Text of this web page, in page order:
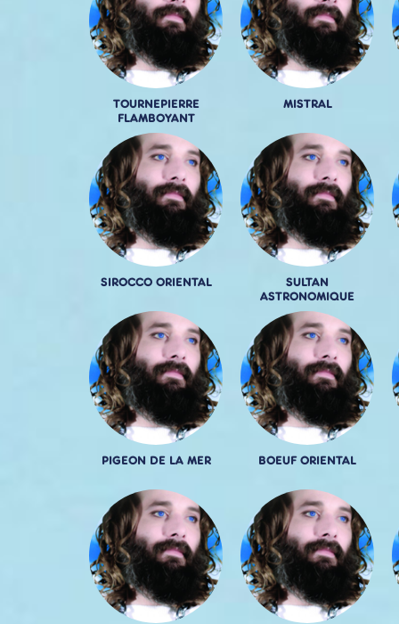
TOURNEPIERRE
FLAMBOYANT
MISTRAL
SIROCCO ORIENTAL
SULTAN
ASTRONOMIQUE
PIGEON DE LA MER BOEUF ORIENTAL